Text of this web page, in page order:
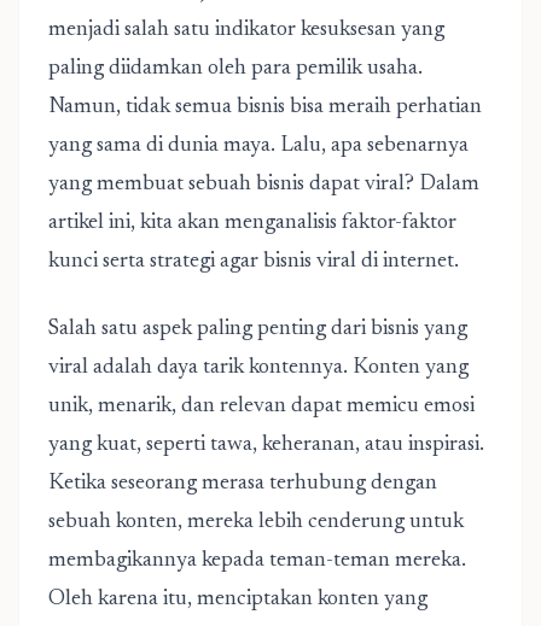
menjadi salah satu indikator kesuksesan yang
paling diidamkan oleh para pemilik usaha.
Namun, tidak semua bisnis bisa meraih perhatian
yang sama di dunia maya. Lalu, apa sebenarnya
yang membuat sebuah bisnis dapat viral? Dalam
artikel ini, kita akan menganalisis faktor-faktor
kunci serta strategi agar bisnis viral di internet.
Salah satu aspek paling penting dari bisnis yang
viral adalah daya tarik kontennya. Konten yang
unik, menarik, dan relevan dapat memicu emosi
yang kuat, seperti tawa, keheranan, atau inspirasi.
Ketika seseorang merasa terhubung dengan
sebuah konten, mereka lebih cenderung untuk
membagikannya kepada teman-teman mereka.
Oleh karena itu, menciptakan konten yang